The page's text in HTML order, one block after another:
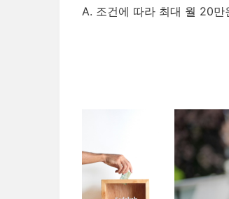
A. 조건에 따라 최대 월 20만